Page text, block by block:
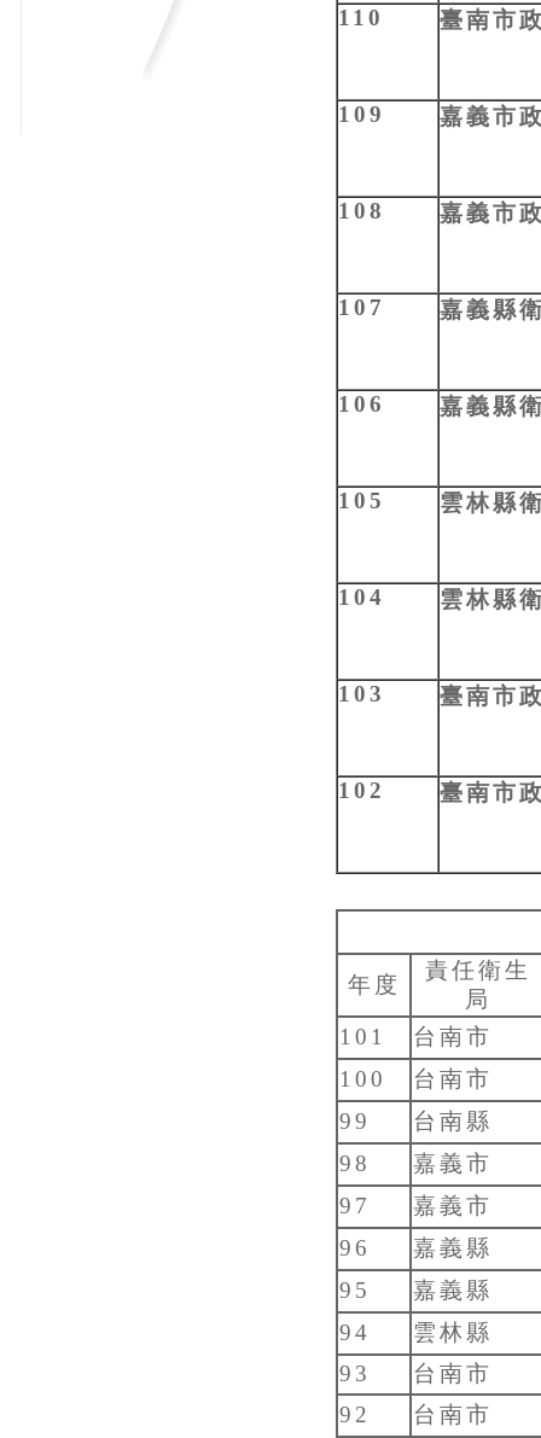
110 臺南市
109 嘉義市
108 嘉義市
107 嘉義縣
106 嘉義縣
105 雲林縣
104 雲林縣
103 臺南市
102 臺南市
年度
責任衛生
局
101
台南市
100
台南市
99
台南縣
98
嘉義市
97
嘉義市
96
嘉義縣
95
嘉義縣
94
雲林縣
93
台南市
92
台南市